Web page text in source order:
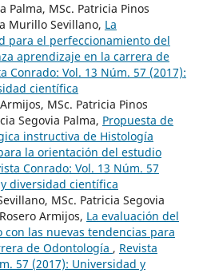
Palma, MSc. Patricia Pinos
Murillo Sevillano, La
para el perfeccionamiento del
aprendizaje en la carrera de
Conrado: Vol. 13 Núm. 57 (2017):
científica
MSc. Patricia Pinos
Segovia Palma, Propuesta de
instructiva de Histología
la orientación del estudio
Conrado: Vol. 13 Núm. 57
diversidad científica
MSc. Patricia Segovia
Armijos, La evaluación del
las nuevas tendencias para
de Odontología , Revista
57 (2017): Universidad y